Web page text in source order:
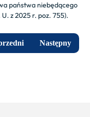
państwa niebędącego
z 2025 r. poz. 755).
Następny